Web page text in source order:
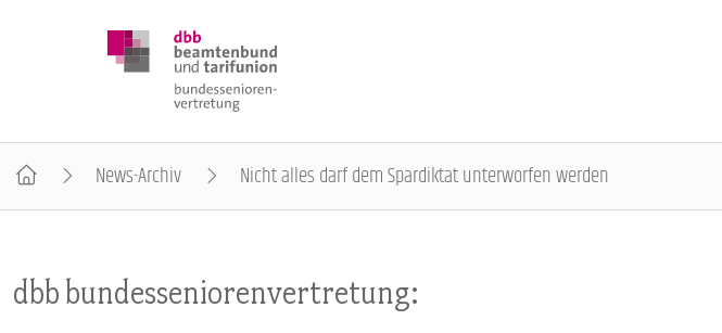
POSITIONEN
News-Archiv Nicht alles darf dem Spardiktat unterworfen werden
dbb bundesseniorenvertretung: